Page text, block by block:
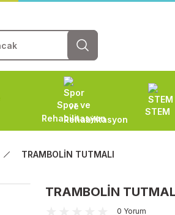
Spor ve
Rehabilitasyon
STEM
TRAMBOLİN TUTMALI
TRAMBOLİN
0 Yorum